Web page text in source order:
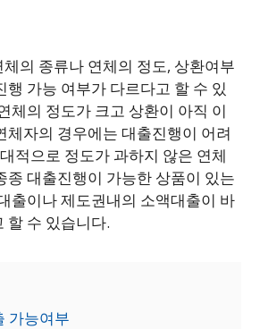
의 종류나 연체의 정도, 상환여부
행 가능 여부가 다르다고 할 수 있
체의 정도가 크고 상환이 아직 이
체자의 경우에는 대출진행이 어려
적으로 정도가 과하지 않은 연체
종 대출진행이 가능한 상품이 있는
출이나 제도권내의 소액대출이 바
할 수 있습니다.
가능여부